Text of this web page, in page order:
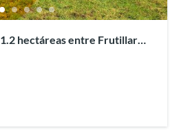
hectáreas entre Frutillar